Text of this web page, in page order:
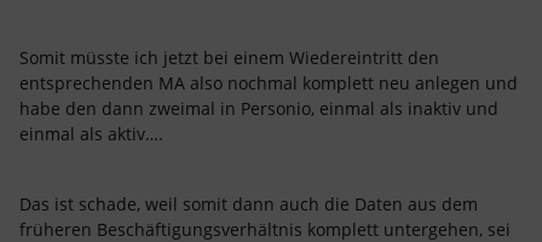
Somit müsste ich jetzt bei einem Wiedereintritt den
entsprechenden MA also nochmal komplett neu anlegen und
habe den dann zweimal in Personio, einmal als inaktiv und
einmal als aktiv….
Das ist schade, weil somit dann auch die Daten aus dem
früheren Beschäftigungsverhältnis komplett untergehen, sei